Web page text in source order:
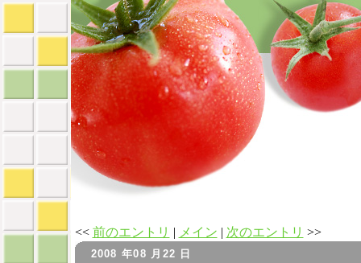
<< 前のエントリ | メイン | 次のエントリ >>
2008 年08 月22 日